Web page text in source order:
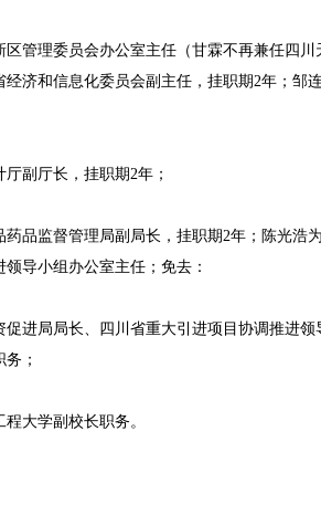
理委员会办公室主任（甘霖不再兼任四川
济和信息化委员会副主任，挂职期2年；邹
副厅长，挂职期2年；
监督管理局副局长，挂职期2年；陈光浩为
导小组办公室主任；免去：
局局长、四川省重大引进项目协调推进领
；
大学副校长职务。